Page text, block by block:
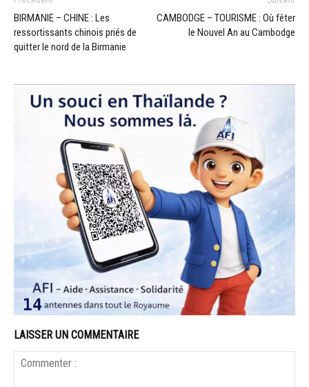
BIRMANIE – CHINE : Les
ressortissants chinois priés de
quitter le nord de la Birmanie
CAMBODGE – TOURISME : Où fêter
le Nouvel An au Cambodge
LAISSER UN COMMENTAIRE